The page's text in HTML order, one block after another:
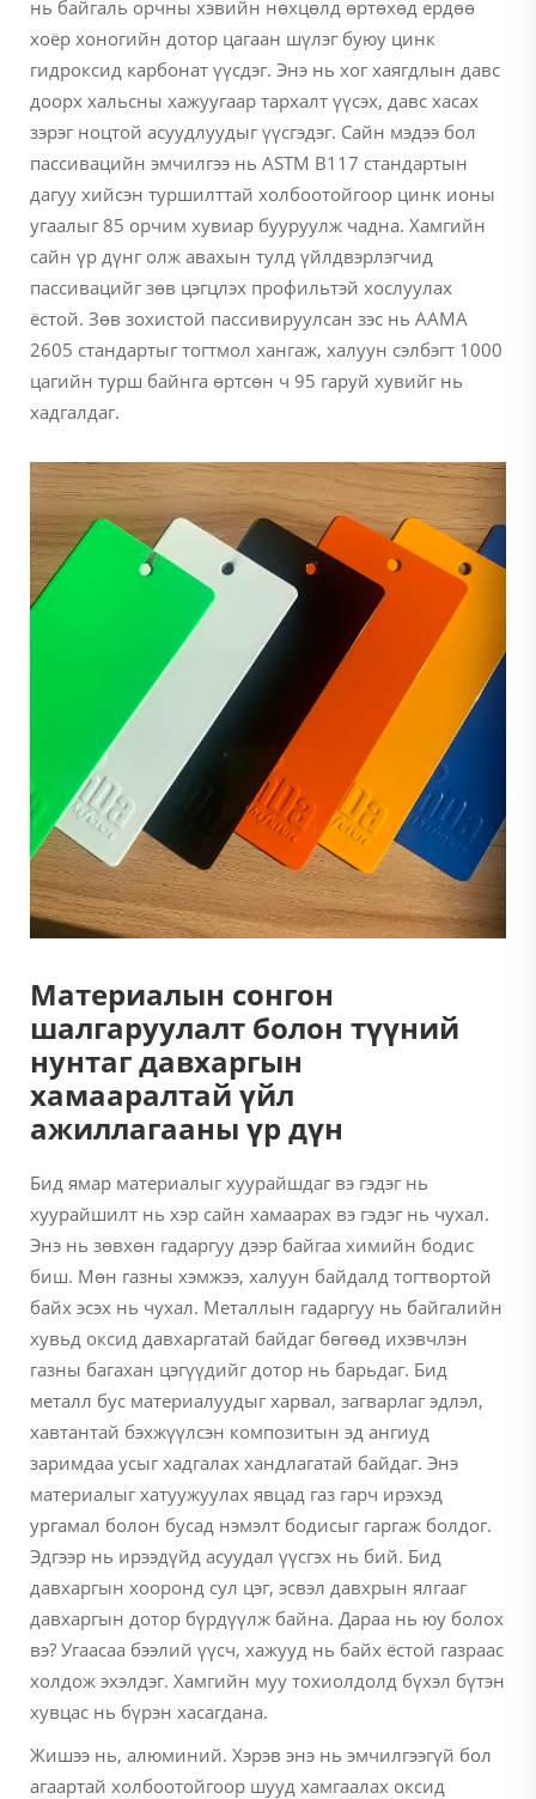
нь байгаль орчны хэвийн нөхцөлд өртөхөд ердөө
хоёр хоногийн дотор цагаан шүлэг буюу цинк
гидроксид карбонат үүсдэг. Энэ нь хог хаягдлын давс
доорх хальсны хажуугаар тархалт үүсэх, давс хасах
зэрэг ноцтой асуудлуудыг үүсгэдэг. Сайн мэдээ бол
пассивацийн эмчилгээ нь ASTM B117 стандартын
дагуу хийсэн туршилттай холбоотойгоор цинк ионы
угаалыг 85 орчим хувиар бууруулж чадна. Хамгийн
сайн үр дүнг олж авахын тулд үйлдвэрлэгчид
пассивацийг зөв цэгцлэх профильтэй хослуулах
ёстой. Зөв зохистой пассивируулсан зэс нь AAMA
2605 стандартыг тогтмол хангаж, халуун сэлбэгт 1000
цагийн турш байнга өртсөн ч 95 гаруй хувийг нь
хадгалдаг.
Материалын сонгон
шалгаруулалт болон түүний
нунтаг давхаргын
хамааралтай үйл
ажиллагааны үр дүн
Бид ямар материалыг хуурайшдаг вэ гэдэг нь
хуурайшилт нь хэр сайн хамаарах вэ гэдэг нь чухал.
Энэ нь зөвхөн гадаргуу дээр байгаа химийн бодис
биш. Мөн газны хэмжээ, халуун байдалд тогтвортой
байх эсэх нь чухал. Металлын гадаргуу нь байгалийн
хувьд оксид давхаргатай байдаг бөгөөд ихэвчлэн
газны багахан цэгүүдийг дотор нь барьдаг. Бид
металл бус материалуудыг харвал, загварлаг эдлэл,
хавтантай бэхжүүлсэн композитын эд ангиуд
заримдаа усыг хадгалах хандлагатай байдаг. Энэ
материалыг хатуужуулах явцад газ гарч ирэхэд
ургамал болон бусад нэмэлт бодисыг гаргаж болдог.
Эдгээр нь ирээдүйд асуудал үүсгэх нь бий. Бид
давхаргын хооронд сул цэг, эсвэл давхрын ялгааг
давхаргын дотор бүрдүүлж байна. Дараа нь юу болох
вэ? Угаасаа бээлий үүсч, хажууд нь байх ёстой газраас
холдож эхэлдэг. Хамгийн муу тохиолдолд бүхэл бүтэн
хувцас нь бүрэн хасагдана.
Жишээ нь, алюминий. Хэрэв энэ нь эмчилгээгүй бол
агаартай холбоотойгоор шууд хамгаалах оксид